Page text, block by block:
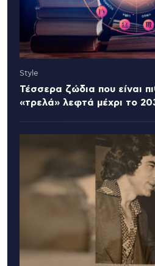
Style
Τέσσερα ζώδια που είναι
«τρελά» λεφτά μέχρι το